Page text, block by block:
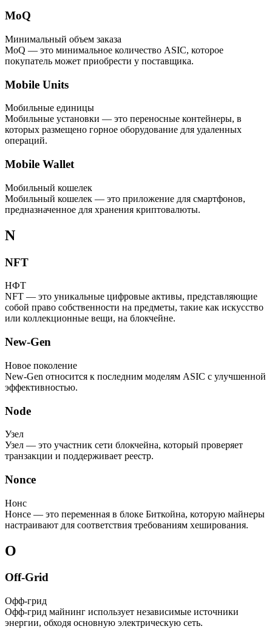
MoQ
Минимальный объем заказа
MoQ — это минимальное количество ASIC, которое
покупатель может приобрести у поставщика.
Mobile Units
Мобильные единицы
Мобильные установки — это переносные контейнеры, в
которых размещено горное оборудование для удаленных
операций.
Mobile Wallet
Мобильный кошелек
Мобильный кошелек — это приложение для смартфонов,
предназначенное для хранения криптовалюты.
N
NFT
НФТ
NFT — это уникальные цифровые активы, представляющие
собой право собственности на предметы, такие как искусство
или коллекционные вещи, на блокчейне.
New-Gen
Новое поколение
New-Gen относится к последним моделям ASIC с улучшенной
эффективностью.
Node
Узел
Узел — это участник сети блокчейна, который проверяет
транзакции и поддерживает реестр.
Nonce
Нонс
Нонсе — это переменная в блоке Биткойна, которую майнеры
настраивают для соответствия требованиям хеширования.
O
Off-Grid
Офф-грид
Офф-грид майнинг использует независимые источники
энергии, обходя основную электрическую сеть.